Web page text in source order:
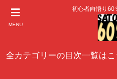
MENU
初心者向悟り60
全カテゴリーの目次一覧は